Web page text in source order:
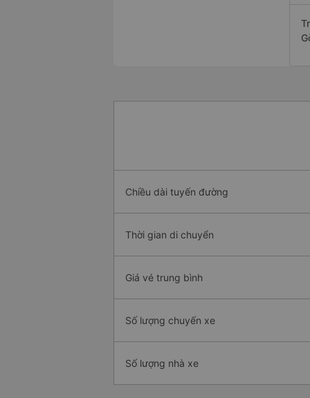
Chiều dài tuyến đường
Thời gian di chuyển
Giá vé trung bình
Số lượng chuyến xe
Số lượng nhà xe